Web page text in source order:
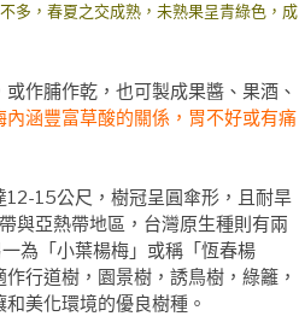
多，春夏之交成熟，未熟果呈青綠色，成
作脯作乾，也可製成果醬、果酒、
內涵豐富草酸的關係，胃不好或有痛
15公尺，樹冠呈圓傘形，且耐旱
與亞熱帶地區，台灣原生種則有兩
為「小葉楊梅」或稱「恆春楊
行道樹，園景樹，誘鳥樹，綠籬，
美化環境的優良樹種。